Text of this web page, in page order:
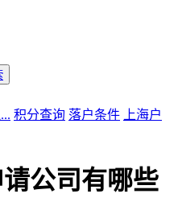
积分查询 落户条件
上海户
公司有哪些